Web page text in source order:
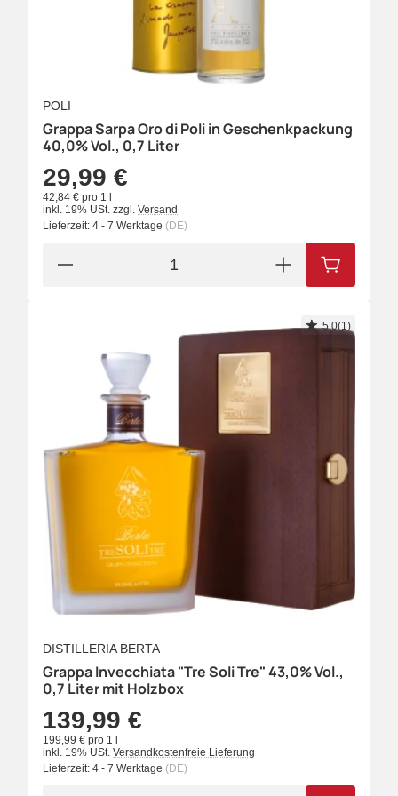
POLI
Grappa Sarpa Oro di Poli in Geschenkpackung
40,0% Vol., 0,7 Liter
29,99 €
42,84 € pro 1 l
inkl. 19% USt. zzgl. Versand
Lieferzeit: 4 - 7 Werktage (DE)
IN DEN
5.0(1)
DISTILLERIA BERTA
Grappa Invecchiata "Tre Soli Tre" 43,0% Vol.,
0,7 Liter mit Holzbox
139,99 €
199,99 € pro 1 l
inkl. 19% USt. Versandkostenfreie Lieferung
Lieferzeit: 4 - 7 Werktage (DE)